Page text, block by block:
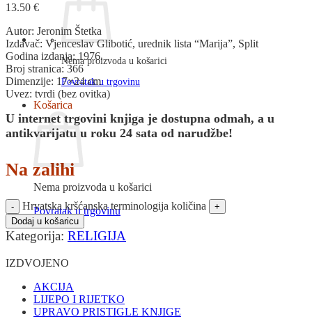
Nema proizvoda u košarici
Povratak u trgovinu
Košarica
Nema proizvoda u košarici
Povratak u trgovinu
13.50 €
Autor: Jeronim Štetka
Izdavač: Vjenceslav Glibotić, urednik lista “Marija”, Split
Godina izdanja: 1976.
Broj stranica: 366
Dimenzije: 17×24 cm
Uvez: tvrdi (bez ovitka)
U internet trgovini knjiga je dostupna odmah, a u
antikvarijatu u roku 24 sata od narudžbe!
Na zalihi
Hrvatska kršćanska terminologija količina
Dodaj u košaricu
Kategorija: RELIGIJA
IZDVOJENO
AKCIJA
LIJEPO I RIJETKO
UPRAVO PRISTIGLE KNJIGE